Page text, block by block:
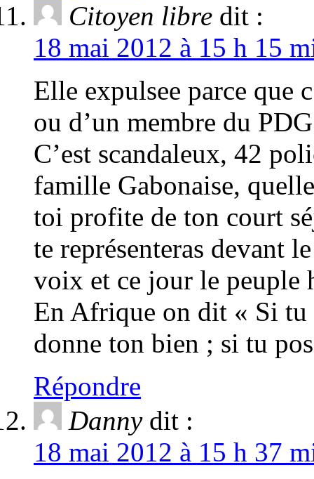
Citoyen libre dit :
18 mai 2012 à 15 h 15
Elle expulsee parce que
ou d’un membre du
C’est scandaleux, 42
famille Gabonaise,
toi profite de ton court
te représenteras devant
voix et ce jour le peuple
En Afrique on dit « Si tu
donne ton bien ; si tu
Répondre
Danny dit :
18 mai 2012 à 15 h 37